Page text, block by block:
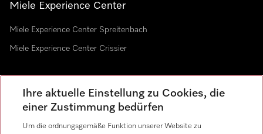
Miele Experience Center
Miele Experience Center Spreitenbach
Miele Experience Center Crissier
Newsletter
Ihre aktuelle Einstellung zu Cookies, die
einer Zustimmung bedürfen
Um die ordnungsgemäße Funktion unserer Website zu